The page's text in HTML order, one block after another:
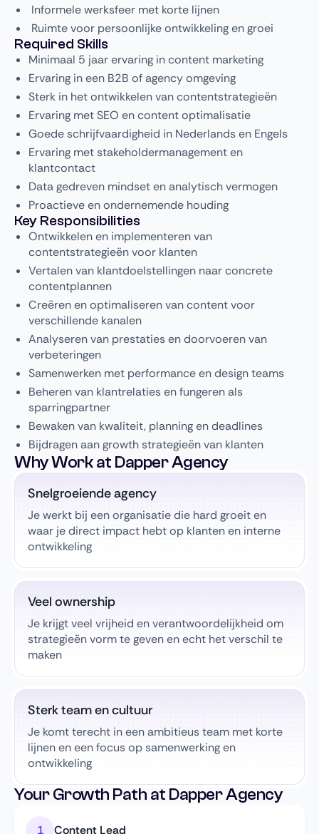
Informele werksfeer met korte lijnen
Ruimte voor persoonlijke ontwikkeling en groei
Required Skills
Minimaal 5 jaar ervaring in content marketing
Ervaring in een B2B of agency omgeving
Sterk in het ontwikkelen van contentstrategieën
Ervaring met SEO en content optimalisatie
Goede schrijfvaardigheid in Nederlands en Engels
Ervaring met stakeholdermanagement en
klantcontact
Data gedreven mindset en analytisch vermogen
Proactieve en ondernemende houding
Key Responsibilities
Ontwikkelen en implementeren van
contentstrategieën voor klanten
Vertalen van klantdoelstellingen naar concrete
contentplannen
Creëren en optimaliseren van content voor
verschillende kanalen
Analyseren van prestaties en doorvoeren van
verbeteringen
Samenwerken met performance en design teams
Beheren van klantrelaties en fungeren als
sparringpartner
Bewaken van kwaliteit, planning en deadlines
Bijdragen aan growth strategieën van klanten
Why Work at Dapper Agency
Snelgroeiende agency
Je werkt bij een organisatie die hard groeit en
waar je direct impact hebt op klanten en interne
ontwikkeling
Veel ownership
Je krijgt veel vrijheid en verantwoordelijkheid om
strategieën vorm te geven en echt het verschil te
maken
Sterk team en cultuur
Je komt terecht in een ambitieus team met korte
lijnen en een focus op samenwerking en
ontwikkeling
Your Growth Path at Dapper Agency
Content Lead